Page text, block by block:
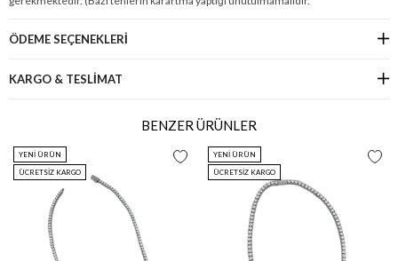
ÖDEME SEÇENEKLERI
KARGO & TESLİMAT
BENZER ÜRÜNLER
YENI ÜRÜN
ÜCRETSIZ KARGO
YENI ÜRÜN
ÜCRETSIZ KARGO